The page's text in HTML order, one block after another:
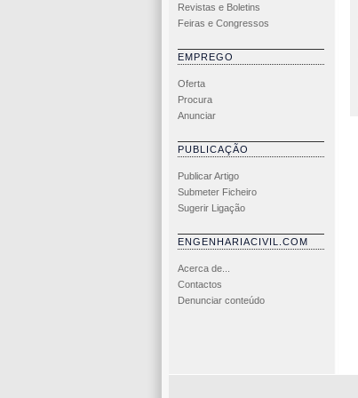
Revistas e Boletins
Feiras e Congressos
EMPREGO
Oferta
Procura
Anunciar
PUBLICAÇÃO
Publicar Artigo
Submeter Ficheiro
Sugerir Ligação
ENGENHARIACIVIL.COM
Acerca de...
Contactos
Denunciar conteúdo